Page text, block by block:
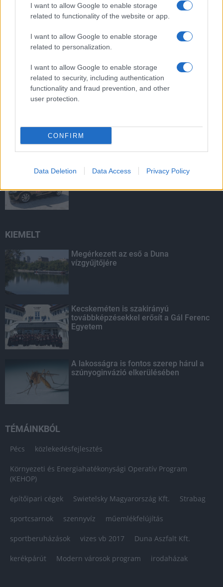
I want to allow Google to enable storage
related to functionality of the website or app.
I want to allow Google to enable storage
related to personalization.
I want to allow Google to enable storage
related to security, including authentication
functionality and fraud prevention, and other
user protection.
CONFIRM
Data Deletion Data Access Privacy Policy
LEGOLVASOTTABB
foci-Eb jegyeire
Autókkal támogatja az építőipari cég a
kistelepülési diákok mentorait
KIEMELT
Megérkezett az eső a Duna
vízgyűjtőjére
Kecskeméten is szakirányú
továbbképzésekkel erősít a Gál Ferenc
Egyetem
A lakosságra is fontos szerep hárul a
szúnyoginvázió elkerülésében
TÉMÁINKBÓL
Pécs közlekedésfejlesztés
Környezeti és Energiahatékonysági Operatív Program
(KEHOP)
építőipari cégek Swietelsky Magyarország Kft. Strabag
sportcsarnok szennyvíz műemlékfelújítás
sportberuházások vizes vb 2017 Duna Aszfalt Kft.
kerékpárút Modern városok program irodaházak